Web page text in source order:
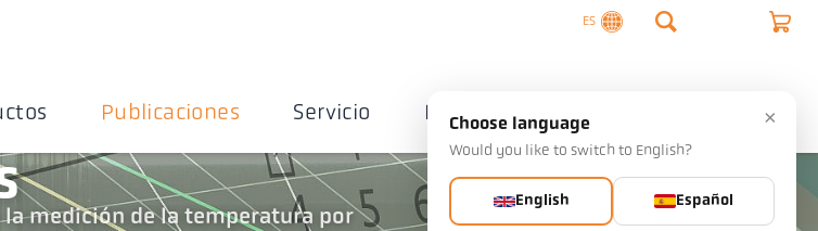
ES
Publicaciones Servicio Empresa Contactos
medición de la temperatura por
×
Choose language
Would you like to switch to English?
English Español